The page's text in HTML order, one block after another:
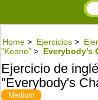
Home > Ejercicios >
"Keane" > Everybody's
Ejercicio de
"Everybody's
Medium